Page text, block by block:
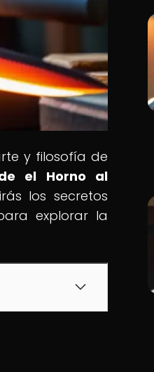
y filosofía de
el Horno al
los secretos
explorar la